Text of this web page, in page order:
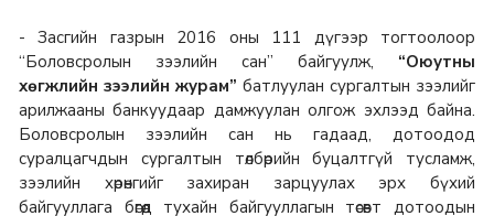
- Засгийн газрын 2016 оны 111 дүгээр тогтоолоор
“Боловсролын зээлийн сан” байгуулж, “Оюутны
хөгжлийн зээлийн журам” батлуулан сургалтын зээлийг
арилжааны банкуудаар дамжуулан олгож эхлээд байна.
Боловсролын зээлийн сан нь гадаад, дотоодод
суралцагчдын сургалтын төлбөрийн буцалтгүй тусламж,
зээлийн хөрөнгийг захиран зарцуулах эрх бүхий
байгууллага бөгөөд тухайн байгууллагын төсөвт дотоодын